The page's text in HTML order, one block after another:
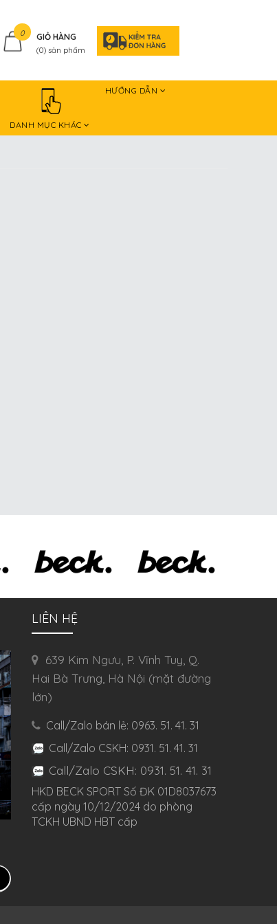
0 GIỎ HÀNG
(0) sản phẩm
DANH MỤC KHÁC
HƯỚNG DẪN
LIÊN HỆ
639 Kim Ngưu, P. Vĩnh Tuy, Q.
Hai Bà Trưng, Hà Nội (mặt đường
lớn)
Call/Zalo bán lẻ: 0963. 51. 41. 31
Call/Zalo CSKH: 0931. 51. 41. 31
Call/Zalo CSKH: 0931. 51. 41. 31
HKD BECK SPORT Số ĐK 01D8037673
cấp ngày 10/12/2024 do phòng
TCKH UBND HBT cấp